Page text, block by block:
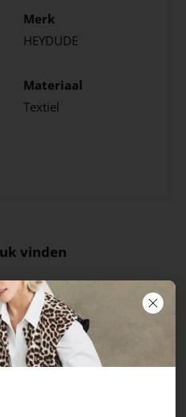
Merk
HEYDUDE
Materiaal
Textiel
vinden